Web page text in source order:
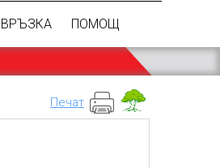
ПОМОЩ
Печат